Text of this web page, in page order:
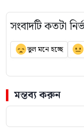
সংবাদটি কতটা
ভুল মনে হচ্ছে
মন্তব্য করুন